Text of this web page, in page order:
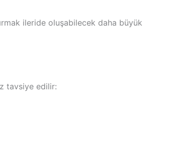
ileride oluşabilecek daha büyük
tavsiye edilir: